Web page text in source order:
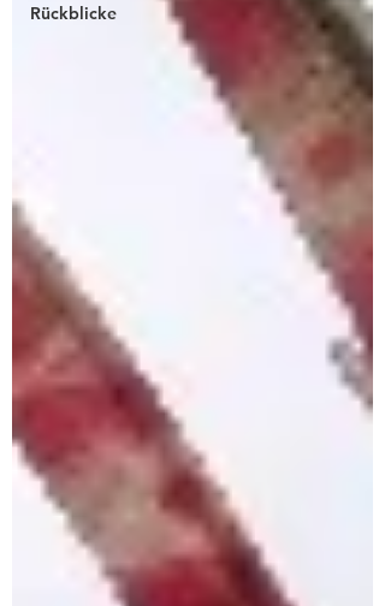
Rückblicke